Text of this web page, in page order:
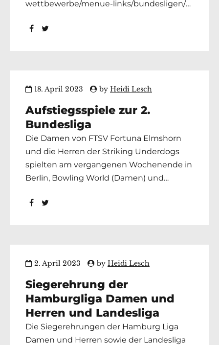
wettbewerbe/menue-links/bundesligen/2-
Mannschaftsschnitt von 189,3 landeten die
18. April 2023 by Heidi Lesch
Aufstiegsspiele zur 2.
Bundesliga
Die Damen von FTSV Fortuna Elmshorn
und die Herren der Striking Underdogs
spielten am vergangenen Wochenende in
Berlin, Bowling World (Damen) und
Aufstiegsspiele zur 2. Bundesliga. Mit
2. April 2023 by Heidi Lesch
Siegerehrung der
Hamburgliga Damen und
Herren und Landesliga
Die Siegerehrungen der Hamburg Liga
Damen und Herren sowie der Landesliga